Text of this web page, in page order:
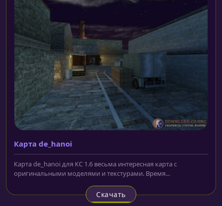
Карта de_hanoi
Карта de_hanoi для КС 1.6 весьма интересная карта с
оригинальными моделями и текстурами. Время...
Скачать